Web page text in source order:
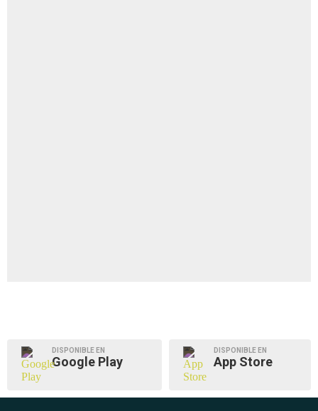
DISPONIBLE EN
Google Play
DISPONIBLE EN
App Store